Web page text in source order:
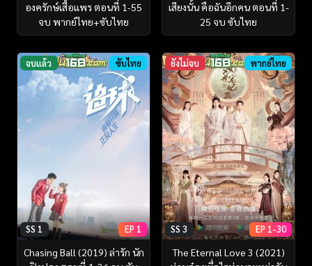
องครักษ์เสื้อแพร ตอนที่ 1-55
จบ พากย์ไทย+ซับไทย
เสียงนั้น คือฉันอีกคน ตอนที่ 1-
25 จบ ซับไทย
จบแล้ว ซับไทย
SS 1 EP 1
Chasing Ball (2019) ล่ารัก นัก
ยังไม่จบ พากย์ไทย
SS 3 EP 1-30
The Eternal Love 3 (2021)